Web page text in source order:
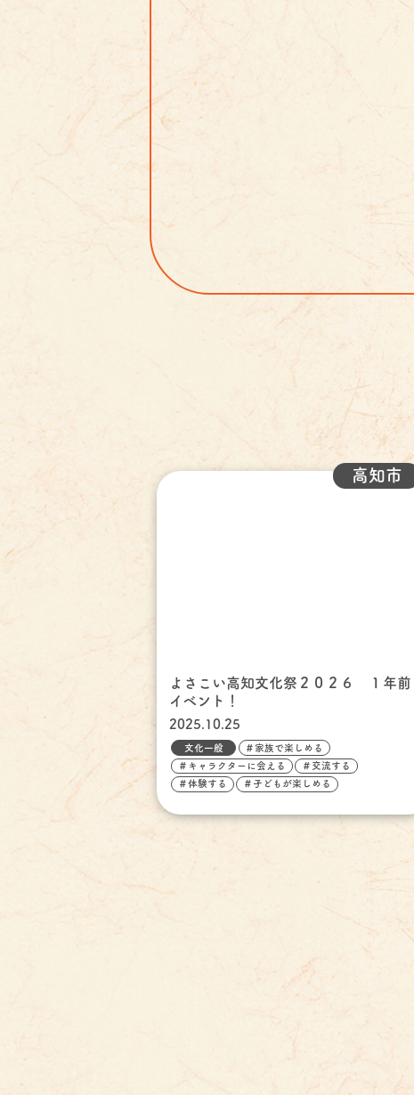
よさこい高知文化祭２０２６ １年前
イベント！
2025.10.25
高知市
文化一般 ＃家族で楽しめる
＃キャラクターに会える ＃交流する
＃体験する ＃子どもが楽しめる